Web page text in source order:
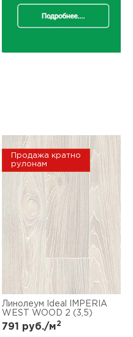
Продажа кратно
рулонам
Линолеум Ideal IMPERIA
WEST WOOD 2 (3,5)
791 руб./м2